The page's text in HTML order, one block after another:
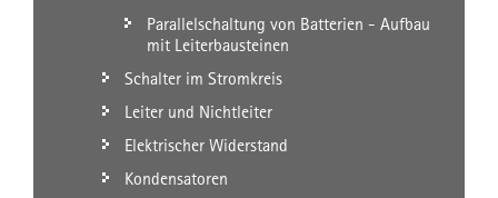
Parallelschaltung von Batterien - Aufbau
mit Leiterbausteinen
Schalter im Stromkreis
Leiter und Nichtleiter
Elektrischer Widerstand
Kondensatoren